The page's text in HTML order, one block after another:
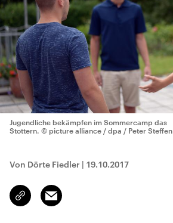
Jugendliche bekämpfen im Sommercamp das
Stottern. © picture alliance / dpa / Peter Steffen
Von Dörte Fiedler | 19.10.2017
Link
kopieren/teilen
Email